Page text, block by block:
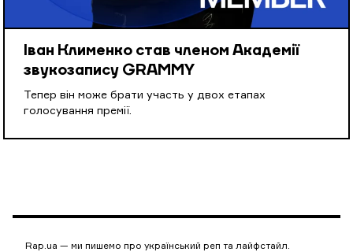
Іван Клименко став членом Академії
звукозапису GRAMMY
Тепер він може брати участь у двох етапах
голосування премії.
Rap.ua — ми пишемо про український реп та лайфстайл.